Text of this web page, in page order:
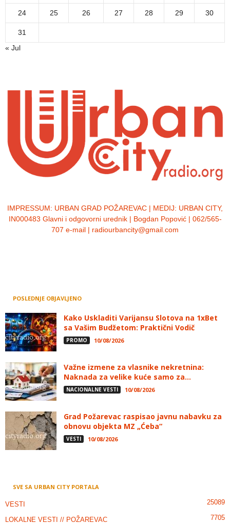
24 25 26 27 28 29 30
31
« Jul
IMPRESSUM: URBAN GRAD POŽAREVAC | MEDIJ: URBAN CITY,
IN000483 Glavni i odgovorni urednik | Bogdan Popović | 062/565-
707 e-mail | radiourbancity@gmail.com
POSLEDNJE OBJAVLJENO
Kako Uskladiti Varijansu Slotova na 1xBet
sa Vašim Budžetom: Praktični Vodič
PROMO 10/08/2026
Važne izmene za vlasnike nekretnina:
Naknada za velike kuće samo za...
NACIONALNE VESTI 10/08/2026
Grad Požarevac raspisao javnu nabavku za
obnovu objekta MZ „Ćeba“
VESTI 10/08/2026
SVE SA URBAN CITY PORTALA
VESTI 25089
LOKALNE VESTI // POŽAREVAC 7705